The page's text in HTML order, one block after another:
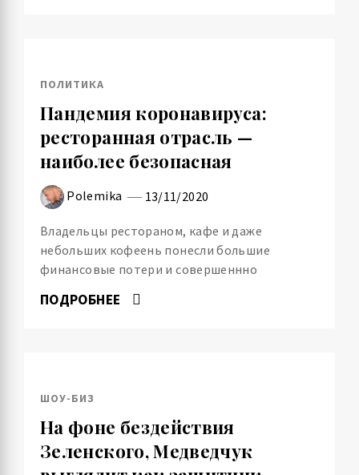
ПОЛИТИКА
Пандемия коронавируса:
ресторанная отрасль —
наиболее безопасная
Polemika 13/11/2020
Владельцы рестораном, кафе и даже
небольших кофеень понесли большие
финансовые потери и совершеннно
ПОДРОБНЕЕ
ШОУ-БИЗ
На фоне бездействия
Зеленского, Медведчук